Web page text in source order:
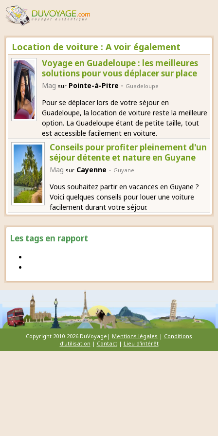
Les tags en rapport
Location de voiture : A voir également
Voyage en Guadeloupe : les meilleures
solutions pour vous déplacer sur place
Mag sur Pointe-à-Pitre - Guadeloupe
Pour se déplacer lors de votre séjour en
Guadeloupe, la location de voiture reste la meilleure
option. La Guadeloupe étant de petite taille, tout
est accessible facilement en voiture.
Conseils pour profiter pleinement d'un
séjour détente et nature en Guyane
Mag sur Cayenne - Guyane
Vous souhaitez partir en vacances en Guyane ?
Voici quelques conseils pour louer une voiture
facilement durant votre séjour.
Copyright 2010-2026 DuVoyage| Mentions légales | Conditions
d'utilisation | Contact| Lieu d'intérêt